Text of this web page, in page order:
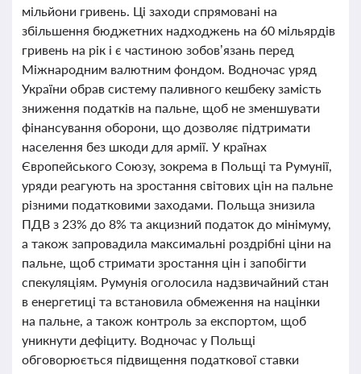
мільйони гривень. Ці заходи спрямовані на
збільшення бюджетних надходжень на 60 мільярдів
гривень на рік і є частиною зобов’язань перед
Міжнародним валютним фондом. Водночас уряд
України обрав систему паливного кешбеку замість
зниження податків на пальне, щоб не зменшувати
фінансування оборони, що дозволяє підтримати
населення без шкоди для армії. У країнах
Європейського Союзу, зокрема в Польщі та Румунії,
уряди реагують на зростання світових цін на пальне
різними податковими заходами. Польща знизила
ПДВ з 23% до 8% та акцизний податок до мінімуму,
а також запровадила максимальні роздрібні ціни на
пальне, щоб стримати зростання цін і запобігти
спекуляціям. Румунія оголосила надзвичайний стан
в енергетиці та встановила обмеження на націнки
на пальне, а також контроль за експортом, щоб
уникнути дефіциту. Водночас у Польщі
обговорюється підвищення податкової ставки